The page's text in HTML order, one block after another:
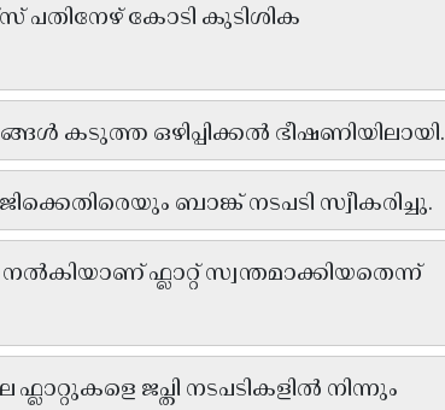
പതിനേഴ് കോടി കുടിശിക
കടുത്ത ഒഴിപ്പിക്കൽ ഭീഷണിയിലായി.
ബാങ്ക് നടപടി സ്വീകരിച്ചു.
ഫ്ലാറ്റ് സ്വന്തമാക്കിയതെന്ന്
ജപ്തി നടപടികളിൽ നിന്നും